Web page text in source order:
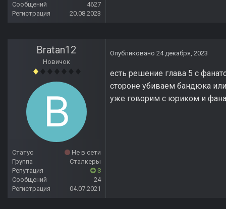
Сообщений
4627
Регистрация
20.08.2023
Bratan12
Новичок
Статус
Не в сети
Группа
Сталкеры
Репутация
3
Сообщений
24
Регистрация
04.07.2021
Опубликовано 24 декабря, 2023
есть решение глава 5 с
стороне убиваем бандюка
уже говорим с юриком и